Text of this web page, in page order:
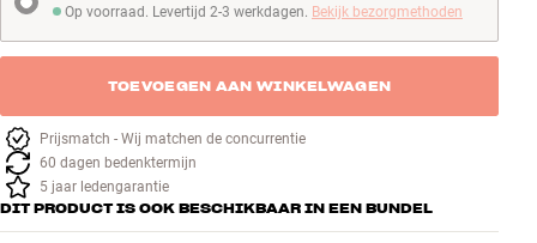
Op voorraad. Levertijd 2-3 werkdagen
Op voorraad. Levertijd 2-3 werkdagen. Bekijk bezorgmethoden
TOEVOEGEN AAN WINKELWAGEN
Prijsmatch - Wij matchen de concurrentie
60 dagen bedenktermijn
5 jaar ledengarantie
DIT PRODUCT IS OOK BESCHIKBAAR IN EEN BUNDEL